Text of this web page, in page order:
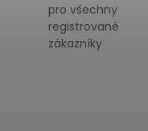
pro všechny
registrované
zákazníky